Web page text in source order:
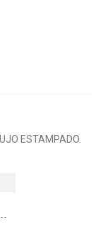
ESTAMPADO.